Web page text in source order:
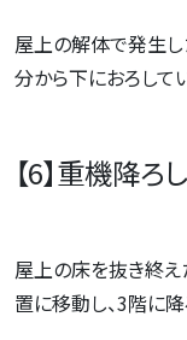
屋上の解体で発生し
分から下におろして
【6】重機降
屋上の床を抜き終え
置に移動し、3階に降